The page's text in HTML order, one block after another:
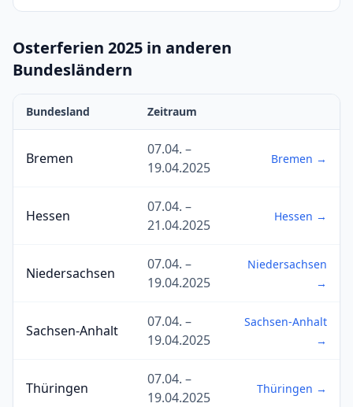
Osterferien 2025 in anderen
Bundesländern
Bundesland Zeitraum
Bremen
07.04. –
19.04.2025
Bremen →
Hessen
07.04. –
21.04.2025
Hessen →
Niedersachsen
07.04. –
19.04.2025
Niedersachsen
→
Sachsen-Anhalt
07.04. –
19.04.2025
Sachsen-Anhalt
→
Thüringen
07.04. –
19.04.2025
Thüringen →